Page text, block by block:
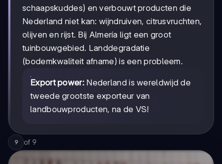
schaapskuddes) en verbouwt producten die
Nederland niet kan: wijndruiven, citrusvruchten,
olijven en rijst. Bij Almería ligt een groot
tuinbouwgebied. Landdegradatie
(bodemkwaliteit afname) is een probleem.
Export power:Nederland is wereldwijd de
tweede grootste exporteur van
landbouwproducten, na de VS!
9 of 9